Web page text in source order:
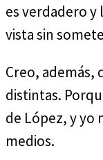
es verdadero
vista sin
Creo, además,
distintas.
de López, y yo
medios.